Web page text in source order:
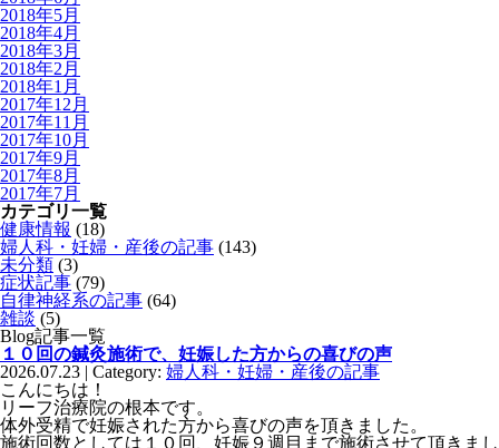
2018年5月
2018年4月
2018年3月
2018年2月
2018年1月
2017年12月
2017年11月
2017年10月
2017年9月
2017年8月
2017年7月
カテゴリ一覧
健康情報 (18)
婦人科・妊婦・産後の記事 (143)
未分類 (3)
症状記事 (79)
自律神経系の記事 (64)
雑談 (5)
Blog記事一覧
１０回の鍼灸施術で、妊娠した方からの喜びの声
2026.07.23 | Category: 婦人科・妊婦・産後の記事
こんにちは！
リーフ治療院の根本です。
体外受精で妊娠された方から喜びの声を頂きました。
施術回数としては１０回、妊娠９週目まで施術させて頂きまし